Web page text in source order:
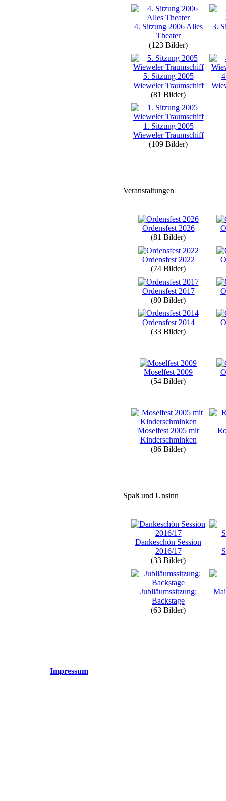
4. Sitzung 2006 Alles
Theater
(123 Bilder)
3.
5. Sitzung 2005
Wieweler Traumschiff
(81 Bilder)
1. Sitzung 2005
Wieweler Traumschiff
(109 Bilder)
Veranstaltungen
Ordensfest 2026
(81 Bilder)
Ordensfest 2022
(74 Bilder)
Ordensfest 2017
(80 Bilder)
Ordensfest 2014
(33 Bilder)
Moselfest 2009
(54 Bilder)
Moselfest 2005 mit
Kinderschminken
(86 Bilder)
Spaß und Unsinn
Dankeschön Session
2016/17
(33 Bilder)
Jubliäumssitzung:
Backstage
(63 Bilder)
Impressum